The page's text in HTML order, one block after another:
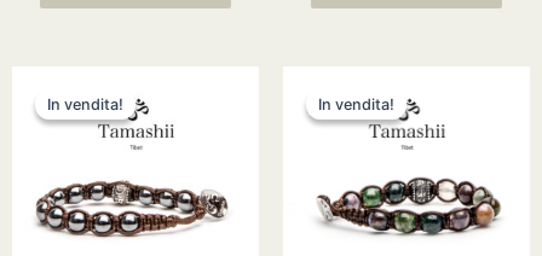
In vendita!
In vendita! In vendita!
In vendita!